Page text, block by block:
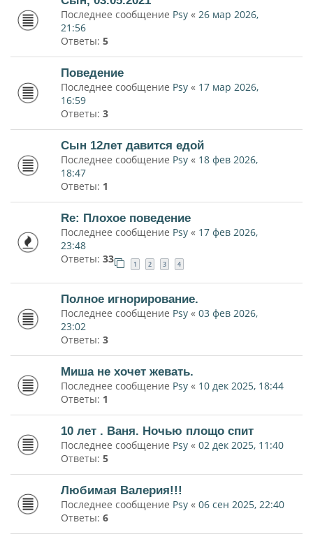
Последнее сообщение Psy « 26 мар 2026,
21:56
Ответы: 5
Поведение
Последнее сообщение Psy « 17 мар 2026,
16:59
Ответы: 3
Сын 12лет давится едой
Последнее сообщение Psy « 18 фев 2026,
18:47
Ответы: 1
Re: Плохое поведение
Последнее сообщение Psy « 17 фев 2026,
23:48
Ответы: 33 1 2 3 4
Полное игнорирование.
Последнее сообщение Psy « 03 фев 2026,
23:02
Ответы: 3
Миша не хочет жевать.
Последнее сообщение Psy « 10 дек 2025, 18:44
Ответы: 1
10 лет . Ваня. Ночью площо спит
Последнее сообщение Psy « 02 дек 2025, 11:40
Ответы: 5
Любимая Валерия!!!
Последнее сообщение Psy « 06 сен 2025, 22:40
Ответы: 6